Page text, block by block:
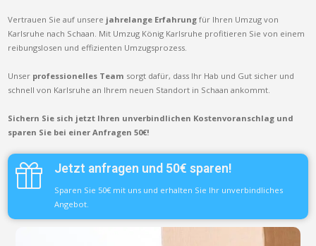
Vertrauen Sie auf unsere jahrelange Erfahrung für Ihren Umzug von
Karlsruhe nach Schaan. Mit Umzug König Karlsruhe profitieren Sie von einem
reibungslosen und effizienten Umzugsprozess.
Unser professionelles Team sorgt dafür, dass Ihr Hab und Gut sicher und
schnell von Karlsruhe an Ihrem neuen Standort in Schaan ankommt.
Sichern Sie sich jetzt Ihren unverbindlichen Kostenvoranschlag und
sparen Sie bei einer Anfragen 50€!
Jetzt anfragen und 50€ sparen!
Sparen Sie 50€ mit uns und erhalten Sie Ihr unverbindliches
Angebot.